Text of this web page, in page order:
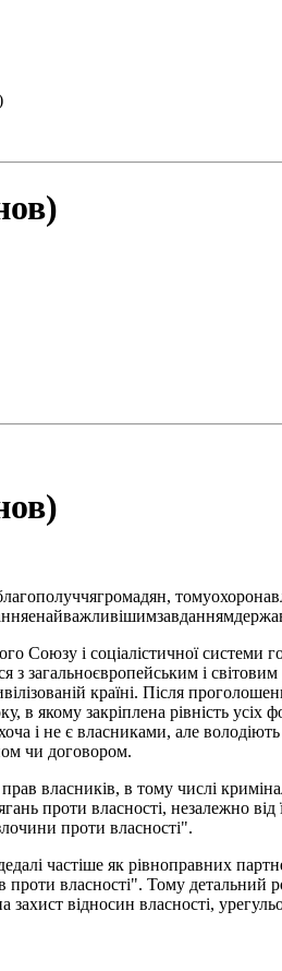
Союзу і соціалістичної системи
загальноєвропейським і
країні. Після
якому закріплена рівність усіх
і не є власниками, але
чи договором.
власників, в тому числі
проти власності, незалежно
проти власності".
частіше як рівноправних
власності". Тому детальний
захист відносин власності,